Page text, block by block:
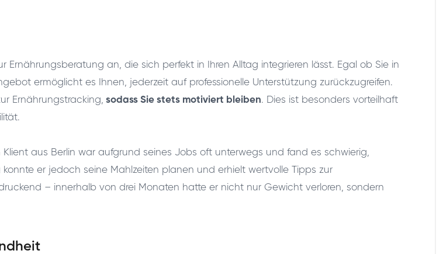
an, die sich perfekt in Ihren Alltag integrieren lässt. Egal ob Sie in
ermöglicht es Ihnen, jederzeit auf professionelle Unterstützung zurückzugreifen.
Ernährungstracking, sodass Sie stets motiviert bleiben. Dies ist besonders vorteilhaft
aus Berlin war aufgrund seines Jobs oft unterwegs und fand es schwierig,
er jedoch seine Mahlzeiten planen und erhielt wertvolle Tipps zur
– innerhalb von drei Monaten hatte er nicht nur Gewicht verloren, sondern